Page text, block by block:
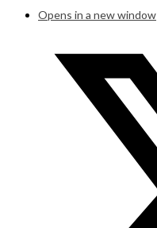
Opens in a new window